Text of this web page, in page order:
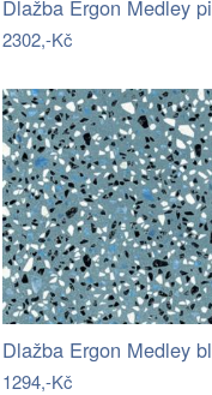
2302,-Kč
1294,-Kč